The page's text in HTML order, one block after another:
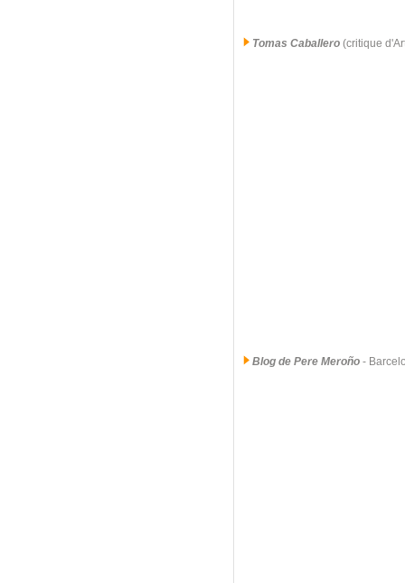
Tomas Caballero (critique
Blog de Pere Meroño -